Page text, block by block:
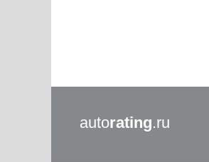
autorating.ru